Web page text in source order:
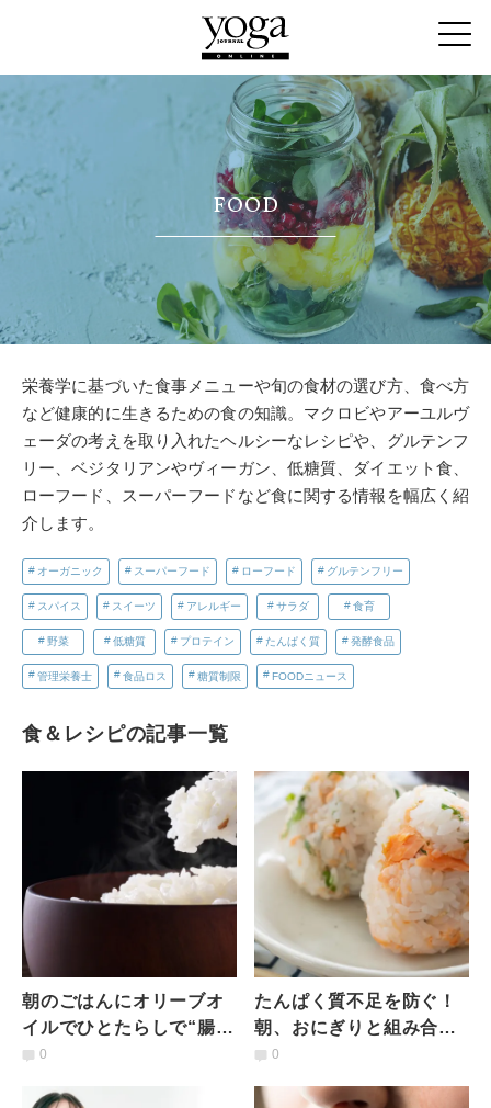
FOOD
栄養学に基づいた食事メニューや旬の食材の選び方、食べ方
など健康的に生きるための食の知識。マクロビやアーユルヴ
ェーダの考えを取り入れたヘルシーなレシピや、グルテンフ
リー、ベジタリアンやヴィーガン、低糖質、ダイエット食、
ローフード、スーパーフードなど食に関する情報を幅広く紹
介します。
オーガニック スーパーフード ローフード グルテンフリー
スパイス スイーツ アレルギー サラダ 食育
野菜 低糖質 プロテイン たんぱく質 発酵食品
管理栄養士 食品ロス 糖質制限 FOODニュース
食＆レシピの記事一覧
朝のごはんにオリーブオ
イルでひとたらしで“腸が
動く”。オイルの力で便通
0
たんぱく質不足を防ぐ！
朝、おにぎりと組み合わ
せると良い食材とは？｜
0